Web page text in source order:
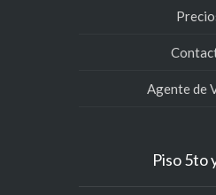
Agente de
Piso 5to